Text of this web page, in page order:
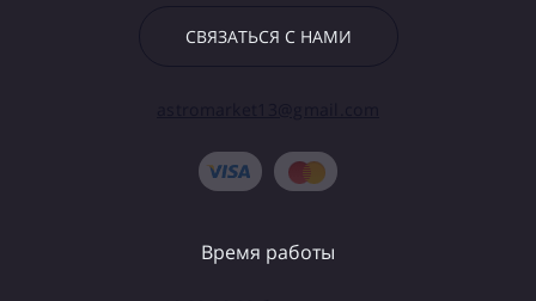
СВЯЗАТЬСЯ С НАМИ
Время работы